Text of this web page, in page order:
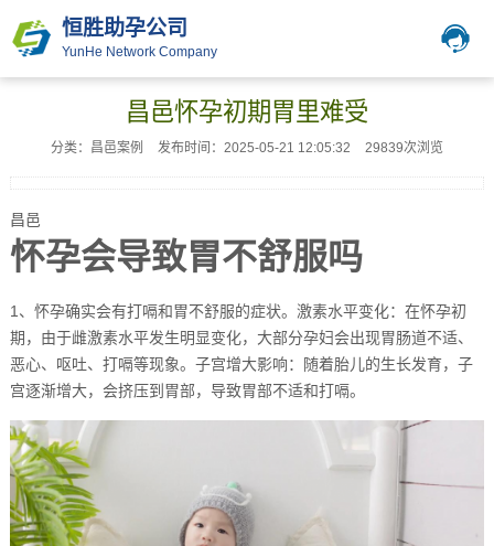
恒胜助孕公司
YunHe Network Company
昌邑怀孕初期胃里难受
分类：昌邑案例 发布时间：2025-05-21 12:05:32 29839次浏览
昌邑
怀孕会导致胃不舒服吗
1、怀孕确实会有打嗝和胃不舒服的症状。激素水平变化：在怀孕初
期，由于雌激素水平发生明显变化，大部分孕妇会出现胃肠道不适、
恶心、呕吐、打嗝等现象。子宫增大影响：随着胎儿的生长发育，子
宫逐渐增大，会挤压到胃部，导致胃部不适和打嗝。